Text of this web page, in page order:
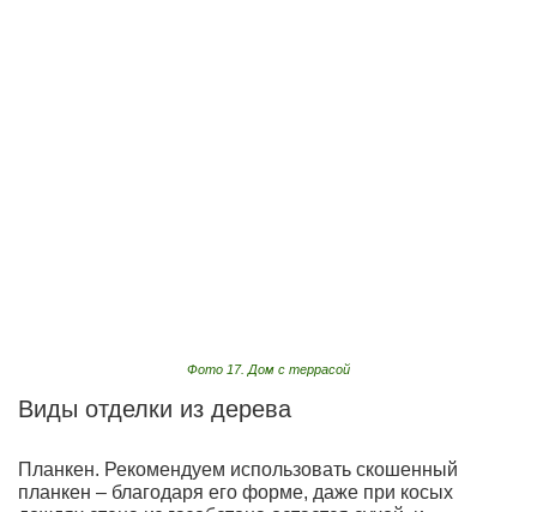
Фото 17. Дом с террасой
Виды отделки из дерева
Планкен. Рекомендуем использовать скошенный
планкен – благодаря его форме, даже при косых